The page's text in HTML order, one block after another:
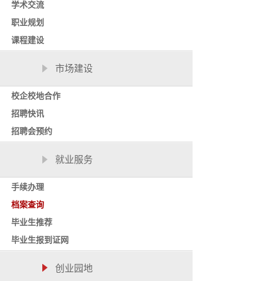
学术交流
职业规划
课程建设
市场建设
校企校地合作
招聘快讯
招聘会预约
就业服务
手续办理
档案查询
毕业生推荐
毕业生报到证网
创业园地